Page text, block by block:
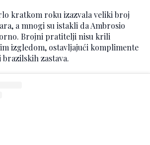
kratkom roku izazvala veliki broj
a mnogi su istakli da Ambrosio
Brojni pratitelji nisu krili
izgledom, ostavljajući komplimente
zastava.